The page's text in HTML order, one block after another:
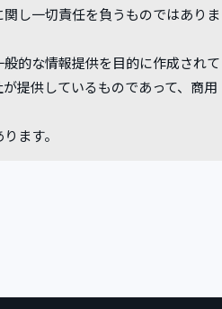
し一切責任を負うものではありま
的な情報提供を目的に作成されて
提供しているものであって、商用
ます。